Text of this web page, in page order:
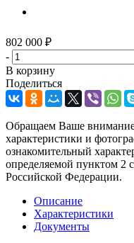
802 000 ₽
-
В корзину
Поделиться
Обращаем Ваше
характеристики и
ознакомительный
определяемой пунктом 2
Российской Федерации.
Описание
Характеристики
Документы